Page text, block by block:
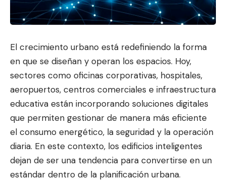
El crecimiento urbano está redefiniendo la forma
en que se diseñan y operan los espacios. Hoy,
sectores como oficinas corporativas, hospitales,
aeropuertos, centros comerciales e infraestructura
educativa están incorporando soluciones digitales
que permiten gestionar de manera más eficiente
el consumo energético, la seguridad y la operación
diaria. En este contexto, los edificios inteligentes
dejan de ser una tendencia para convertirse en un
estándar dentro de la planificación urbana.